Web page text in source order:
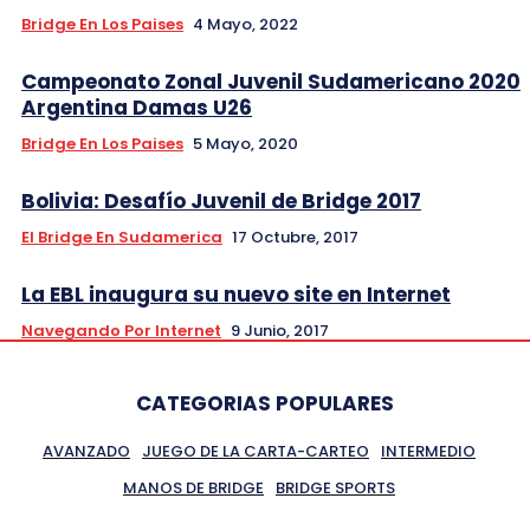
Bridge En Los Paises 4 Mayo, 2022
Campeonato Zonal Juvenil Sudamericano 2020
Argentina Damas U26
Bridge En Los Paises 5 Mayo, 2020
Bolivia: Desafío Juvenil de Bridge 2017
El Bridge En Sudamerica 17 Octubre, 2017
La EBL inaugura su nuevo site en Internet
Navegando Por Internet 9 Junio, 2017
CATEGORIAS POPULARES
AVANZADO JUEGO DE LA CARTA-CARTEO
INTERMEDIO
MANOS DE BRIDGE
BRIDGE SPORTS